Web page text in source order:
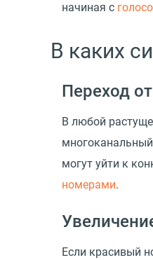
начиная с
В каких
Переход
В любой
могут уйти к
номерами.
Если красивый